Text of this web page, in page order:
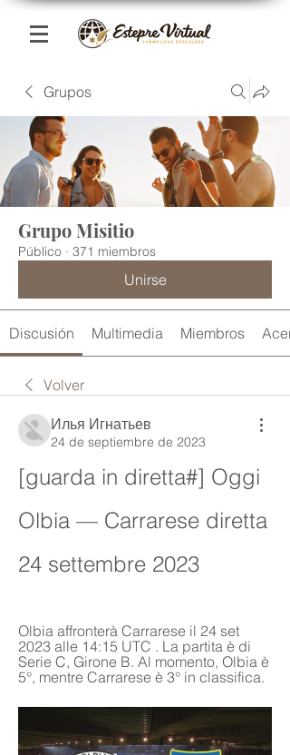
Grupos
Grupo Misitio
Público · 371 miembros
Unirse
Discusión Multimedia Miembros
Volver
Илья Игнатьев
24 de septiembre de 2023
[guarda in diretta#] Oggi
Olbia — Carrarese diretta
24 settembre 2023
Olbia affronterà Carrarese il 24 set
2023 alle 14:15 UTC . La partita è di
Serie C, Girone B. Al momento, Olbia è
5°, mentre Carrarese è 3° in classifica.